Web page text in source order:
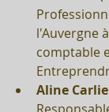
l'Auvergne
comptable
Aline